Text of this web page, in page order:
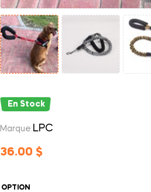
En Stock
Marque: LPC
36.00 $
OPTION